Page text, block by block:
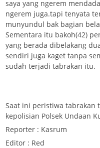
saya yang ngerem
ngerem juga.tapi tenyata
munyundul bak bagian
Sementara itu bakoh(42)
yang berada dibelakang
sendiri juga kaget tanpa
sudah terjadi tabrakan itu.
Saat ini peristiwa tabrakan
kepolisian Polsek Undaan
Reporter : Kasrum
Editor : Red